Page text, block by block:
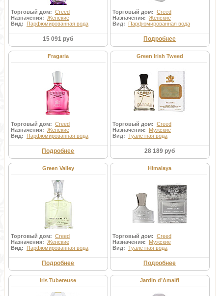
Торговый дом: Creed
Назначения: Женские
Вид: Парфюмированная вода
15 091 руб
Торговый дом: Creed
Назначения: Женские
Вид: Парфюмированная вода
Подробнее
Fragaria
Торговый дом: Creed
Назначения: Женские
Вид: Парфюмированная вода
Подробнее
Green Irish Tweed
Торговый дом: Creed
Назначения: Мужские
Вид: Туалетная вода
28 189 руб
Green Valley
Торговый дом: Creed
Назначения: Женские
Вид: Парфюмированная вода
Подробнее
Himalaya
Торговый дом: Creed
Назначения: Мужские
Вид: Туалетная вода
Подробнее
Iris Tubereuse Jardin d’Amalfi